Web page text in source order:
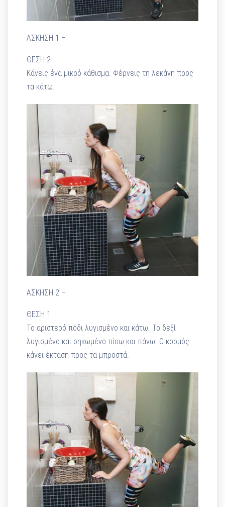
ΑΣΚΗΣΗ 1 –
ΘΕΣΗ 2
Κάνεις ένα μικρό κάθισμα. Φέρνεις τη λεκάνη προς
τα κάτω.
ΑΣΚΗΣΗ 2 –
ΘΕΣΗ 1
Το αριστερό πόδι λυγισμένο και κάτω. Το δεξί
λυγισμένο και σηκωμένο πίσω και πάνω. Ο κορμός
κάνει έκταση προς τα μπροστά.